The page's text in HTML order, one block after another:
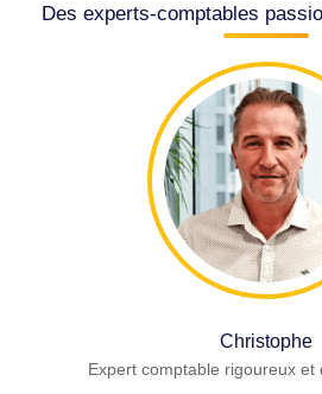
Des experts-comptables
Christophe
Expert comptable rigoureux et